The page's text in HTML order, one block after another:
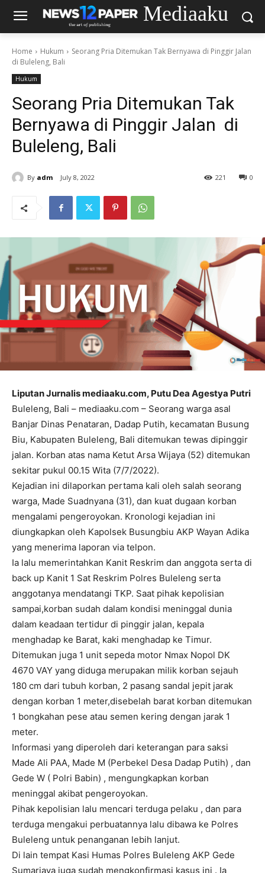
Mediaaku
Home Hukum
Seorang Pria Ditemukan Tak Bernyawa di Pinggir Jalan
di Buleleng, Bali
Hukum
Seorang Pria Ditemukan Tak
Bernyawa di Pinggir Jalan di
Buleleng, Bali
By adm July 8, 2022 0
221
Liputan Jurnalis mediaaku.com, Putu Dea Agestya Putri
Buleleng, Bali – mediaaku.com – Seorang warga asal
Banjar Dinas Penataran, Dadap Putih, kecamatan Busung
Biu, Kabupaten Buleleng, Bali ditemukan tewas dipinggir
jalan. Korban atas nama Ketut Arsa Wijaya (52) ditemukan
sekitar pukul 00.15 Wita (7/7/2022).
Kejadian ini dilaporkan pertama kali oleh salah seorang
warga, Made Suadnyana (31), dan kuat dugaan korban
mengalami pengeroyokan. Kronologi kejadian ini
diungkapkan oleh Kapolsek Busungbiu AKP Wayan Adika
yang menerima laporan via telpon.
Ia lalu memerintahkan Kanit Reskrim dan anggota serta di
back up Kanit 1 Sat Reskrim Polres Buleleng serta
anggotanya mendatangi TKP. Saat pihak kepolisian
sampai,korban sudah dalam kondisi meninggal dunia
dalam keadaan tertidur di pinggir jalan, kepala
menghadap ke Barat, kaki menghadap ke Timur.
Ditemukan juga 1 unit sepeda motor Nmax Nopol DK
4670 VAY yang diduga merupakan milik korban sejauh
180 cm dari tubuh korban, 2 pasang sandal jepit jarak
dengan korban 1 meter,disebelah barat korban ditemukan
1 bongkahan pese atau semen kering dengan jarak 1
meter.
Informasi yang diperoleh dari keterangan para saksi
Made Ali PAA, Made M (Perbekel Desa Dadap Putih) , dan
Gede W ( Polri Babin) , mengungkapkan korban
meninggal akibat pengeroyokan.
Pihak kepolisian lalu mencari terduga pelaku , dan para
terduga mengakui perbuatannya lalu dibawa ke Polres
Buleleng untuk penanganan lebih lanjut.
Di lain tempat Kasi Humas Polres Buleleng AKP Gede
Sumarjaya juga sudah mengkonfirmasi kasus ini . Ia